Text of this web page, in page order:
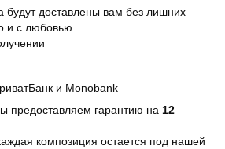
будут доставлены вам без лишних
и с любовью.
и Monobank
предоставляем гарантию на 12
композиция остается под нашей